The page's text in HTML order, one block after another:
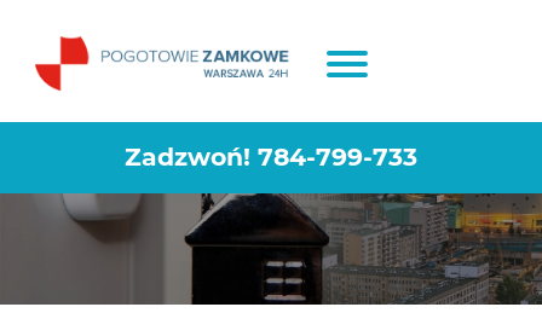
Zadzwoń! 784-799-733
Zamek nawierzchniowy do drzwi –
jaki kupić?